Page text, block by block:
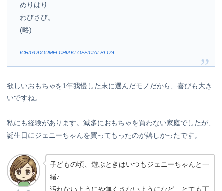
めりはり
わびさび。
(略)
ICHIGODOUMEI CHIAKI OFFICIALBLOG
欲しいおもちゃを1年我慢した末に選んだモノだから、喜びも大き
いですね。
私にも経験があります。滅多におもちゃを買わない家庭でしたが、
誕生日にジェニーちゃんを買ってもったのが嬉しかったです。
子どもの頃、遊ぶときはいつもジェニーちゃんと一
緒♪
汚れないようにや無くさないようになど、とても丁